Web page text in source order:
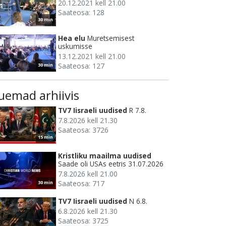
30 min
20.12.2021 kell 21.00
Saateosa: 128
30 min
Hea elu Muretsemisest
uskumisse
13.12.2021 kell 21.00
Saateosa: 127
arhiivis
15 min
TV7 Iisraeli uudised R 7.8.
7.8.2026 kell 21.30
Saateosa: 3726
30 min
Kristliku maailma uudised
Saade oli USAs eetris 31.07.2026
7.8.2026 kell 21.00
Saateosa: 717
TV7 Iisraeli uudised N 6.8.
6.8.2026 kell 21.30
Saateosa: 3725